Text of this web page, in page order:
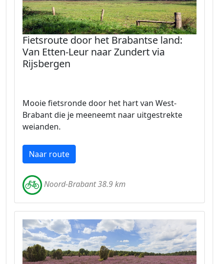
Fietsroute door het Brabantse land:
Van Etten-Leur naar Zundert via
Rijsbergen
Mooie fietsronde door het hart van West-
Brabant die je meeneemt naar uitgestrekte
weianden.
Naar route
Noord-Brabant 38.9 km